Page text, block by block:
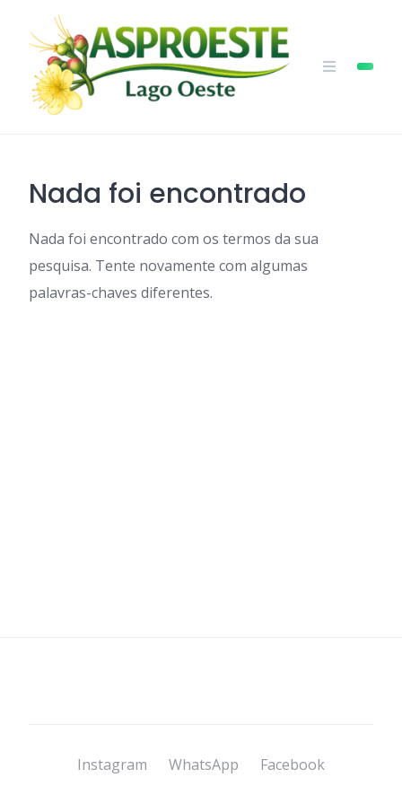
content
Nada foi encontrado
Nada foi encontrado com os termos da sua
pesquisa. Tente novamente com algumas
palavras-chaves diferentes.
Instagram WhatsApp Facebook